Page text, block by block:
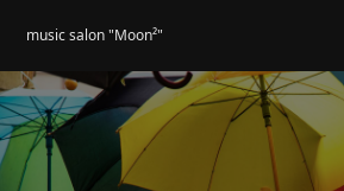
music salon "Moon²"